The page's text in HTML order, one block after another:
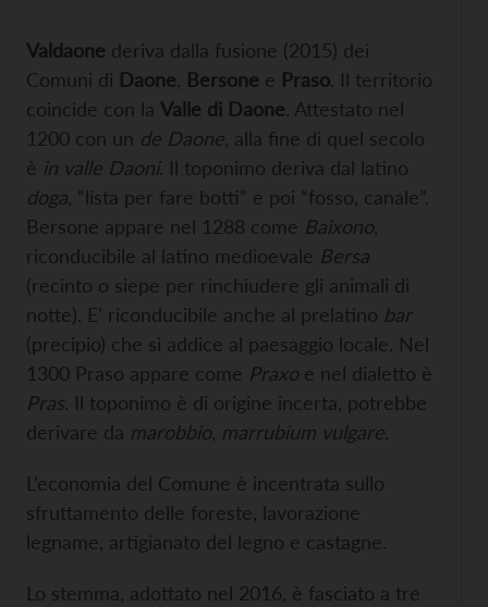
Valdaone deriva dalla fusione (2015) dei
Comuni di Daone Bersone e Praso. Il territorio
coincide con la Valle di Daone. Attestato nel
1200 con un de Daone , alla fine di quel secolo
è in valle Daoni. Il toponimo deriva dal latino
doga , “lista per fare botti” e poi “fosso, canale”.
Bersone appare nel 1288 come Baixono
riconducibile al latino medioevale Bersa
(recinto o siepe per rinchiudere gli animali di
notte). E’ riconducibile anche al prelatino bar
(precipio) che si addice al paesaggio locale. Nel
1300 Praso appare come Praxo e nel dialetto è
Pras. Il toponimo è di origine incerta, potrebbe
derivare da marobbio marrubium vulgare.
L’economia del Comune è incentrata sullo
sfruttamento delle foreste, lavorazione
legname, artigianato del legno e castagne.
Lo stemma, adottato nel 2016, è fasciato a tre